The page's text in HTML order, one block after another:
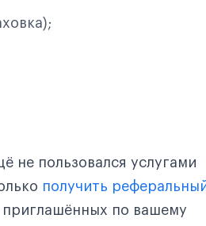
не пользовался услугами
получить
приглашённых по вашему